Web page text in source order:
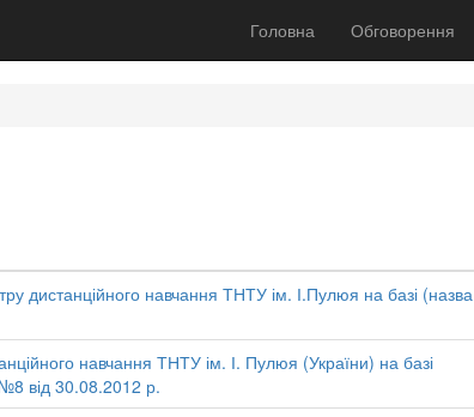
Головна Обговорення
дистанційного навчання ТНТУ ім. І.Пулюя на базі (назва
навчання ТНТУ ім. І. Пулюя (України) на базі
від 30.08.2012 р.